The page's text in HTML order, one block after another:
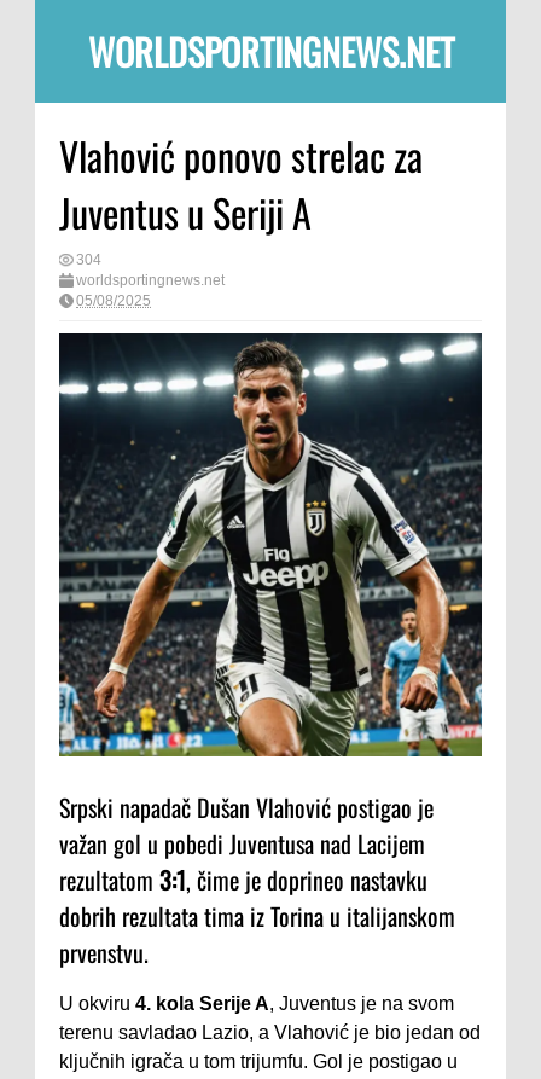
WORLDSPORTINGNEWS.NET
Vlahović ponovo strelac za
Juventus u Seriji A
304
worldsportingnews.net
05/08/2025
Srpski napadač Dušan Vlahović postigao je
važan gol u pobedi Juventusa nad Lacijem
rezultatom 3:1, čime je doprineo nastavku
dobrih rezultata tima iz Torina u italijanskom
prvenstvu.
U okviru 4. kola Serije A, Juventus je na svom
terenu savladao Lazio, a Vlahović je bio jedan od
ključnih igrača u tom trijumfu. Gol je postigao u